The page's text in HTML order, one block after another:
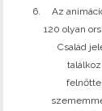
Az
120 olyan
Család